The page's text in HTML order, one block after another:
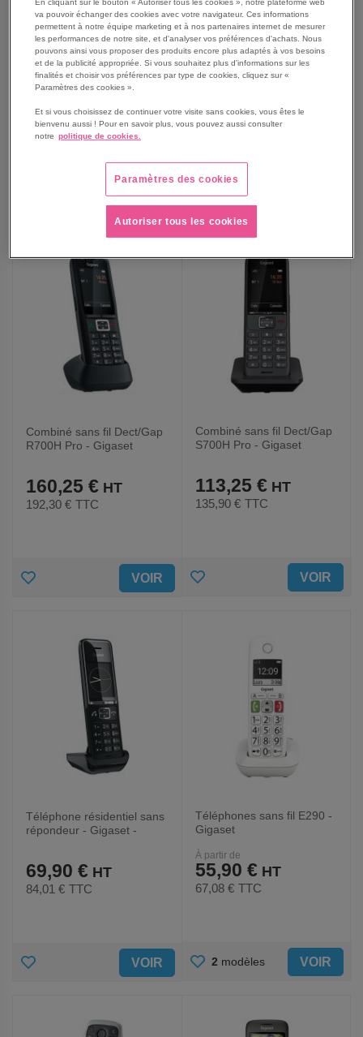
Micro-casque sans fil DECT
IMPACT SDW 5016T - Epos
526,80 € TTC
VOIR
Micro-casque sans fil DECT
562 Wireless Dual CP-HS-
WL-562-M-EU= Cisco
586,80 € TTC
AUX
Combiné sans fil Dect/Gap
R700H Pro - Gigaset
160,25 €
192,30 € TTC
AJOUTER VOIR
Combiné sans fil Dect/Gap
S700H Pro - Gigaset
113,25 €
135,90 € TTC
AJOUTER VOIR
Téléphone résidentiel sans
répondeur - Gigaset -
69,90 €
84,01 € TTC
AJOUTER VOIR
Téléphones sans fil E290 -
Gigaset
À partir de
55,90 €
67,08 € TTC
AJOUTER
FAVORIS
2 modèles VOIR
va pouvoir échanger des cookies avec votre navigateur. Ces informations
permettent à notre équipe marketing et à nos partenaires internet de mesurer
les performances de notre site, et d'analyser vos préférences d'achats. Nous
pouvons ainsi vous proposer des produits encore plus adaptés à vos besoins
et de la publicité appropriée. Si vous souhaitez plus d'informations sur les
finalités et choisir vos préférences par type de cookies, cliquez sur «
Paramètres des cookies ».
Et si vous choisissez de continuer votre visite sans cookies, vous êtes le
bienvenu aussi ! Pour en savoir plus, vous pouvez aussi consulter
notre politique de cookies.
Paramètres des cookies
Autoriser tous les cookies